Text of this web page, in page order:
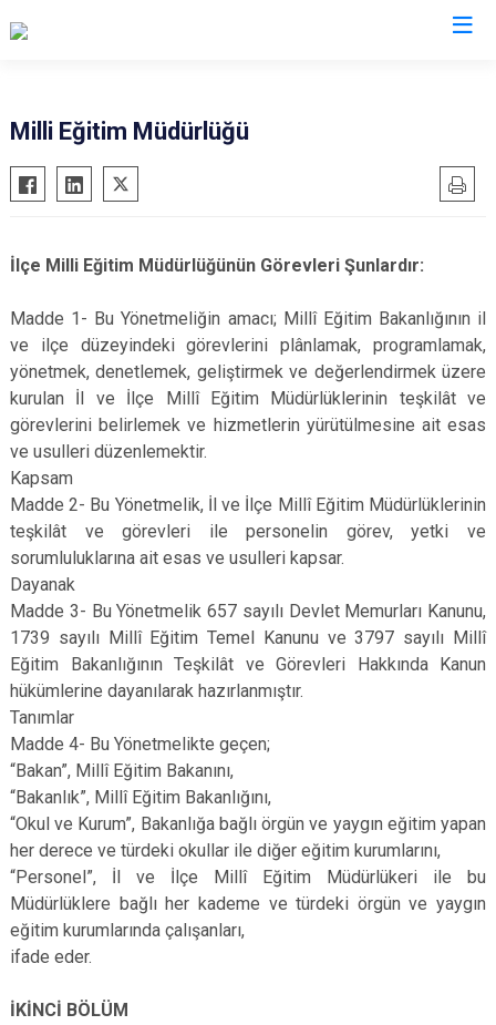
Araban
İslahiye
Nizip
Nurdağı
Oğuzeli
Şahinbey
Şehitkamil
Yavuzeli
Milli Eğitim Müdürlüğü
İlçe Milli Eğitim Müdürlüğünün Görevleri Şunlardır:
Madde 1- Bu Yönetmeliğin amacı; Millî Eğitim Bakanlığının il
ve ilçe düzeyindeki görevlerini plânlamak, programlamak,
yönetmek, denetlemek, geliştirmek ve değerlendirmek üzere
kurulan İl ve İlçe Millî Eğitim Müdürlüklerinin teşkilât ve
görevlerini belirlemek ve hizmetlerin yürütülmesine ait esas
ve usulleri düzenlemektir.
Kapsam
Madde 2- Bu Yönetmelik, İl ve İlçe Millî Eğitim Müdürlüklerinin
teşkilât ve görevleri ile personelin görev, yetki ve
sorumluluklarına ait esas ve usulleri kapsar.
Dayanak
Madde 3- Bu Yönetmelik 657 sayılı Devlet Memurları Kanunu,
1739 sayılı Millî Eğitim Temel Kanunu ve 3797 sayılı Millî
Eğitim Bakanlığının Teşkilât ve Görevleri Hakkında Kanun
hükümlerine dayanılarak hazırlanmıştır.
Tanımlar
Madde 4- Bu Yönetmelikte geçen;
“Bakan”, Millî Eğitim Bakanını,
“Bakanlık”, Millî Eğitim Bakanlığını,
“Okul ve Kurum”, Bakanlığa bağlı örgün ve yaygın eğitim yapan
her derece ve türdeki okullar ile diğer eğitim kurumlarını,
“Personel”, İl ve İlçe Millî Eğitim Müdürlükeri ile bu
Müdürlüklere bağlı her kademe ve türdeki örgün ve yaygın
eğitim kurumlarında çalışanları,
ifade eder.
İKİNCİ BÖLÜM